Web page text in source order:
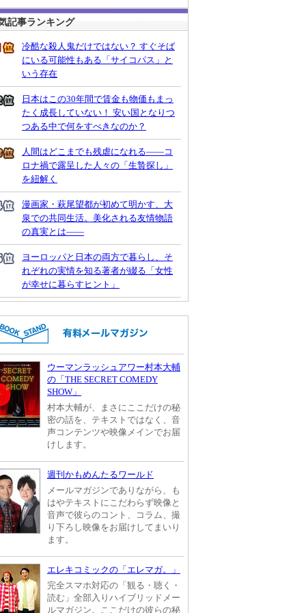
記事ランキング
冷酷な殺人鬼だけではない？ すぐそば
にいる可能性もある「サイコパス」と
いう存在
日本はこの30年間で賃金も物価もまっ
たく成長していない！ 安い国となりつ
つある中で何をすべきなのか？
人間はどこまでも残虐になれる――コ
ロナ禍で露呈した人々の「生贄探し」
を紐解く
漫画家・萩尾望都が初めて明かす、大
泉での共同生活。美化される友情物語
の真実とは――
ヨーロッパと日本の両方で暮らし、そ
れぞれの実情を知る著者が綴る「女性
が幸せに暮らすヒント」
ウーマンラッシュアワー村本大輔
の「THE SECRET COMEDY
SHOW」
村本大輔が、まさにここだけの秘
密の話を、テキストではなく、音
声コンテンツや映像メインでお届
けします。
週刊かもめんたるワールド
メールマガジンでありながら、も
はやテキストにこだわらず映像と
音声で彼らのコント、コラム、撮
り下ろし映像をお届けしてまいり
ます。
エレキコミックの「エレマガ。」
完全スマホ対応の「観る・聴く・
読む」全部入りハイブリッドメー
ルマガジン。ここだけの彼らの秘